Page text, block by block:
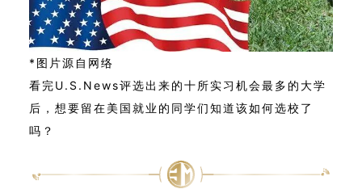
*图片源自网络
看完U.S.News评选出来的十所实习机会最多的大学
后，想要留在美国就业的同学们知道该如何选校了
吗？